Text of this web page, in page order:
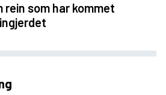
rein som har kommet